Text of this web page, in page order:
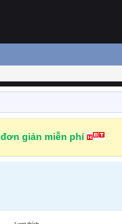
giản miễn phí